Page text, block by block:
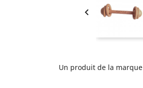

Un produit de la marque